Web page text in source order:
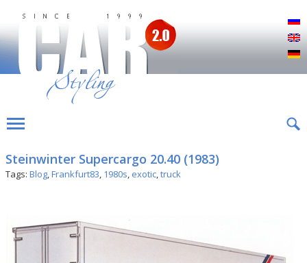
Steinwinter Supercargo 20.40 (1983)
Tags: Blog,Frankfurt83, 1980s, exotic,truck